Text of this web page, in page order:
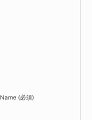
Name (必須)